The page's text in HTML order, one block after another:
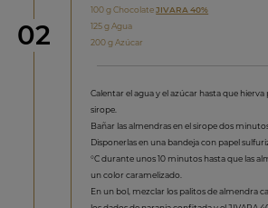
Paso
02
100 g ChocolateJIVARA 40%
125 g Agua
200 g Azúcar
Calentar el agua y el azúcar hasta que hierva
sirope.
Bañar las almendras en el sirope dos
Disponerlas en una bandeja con papel
°C durante unos 10 minutos hasta que las
un color caramelizado.
En un bol, mezclar los palitos de almendra